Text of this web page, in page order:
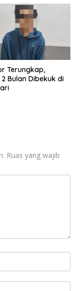
Terungkap,
Bulan Dibekuk di
Ruas yang wajib